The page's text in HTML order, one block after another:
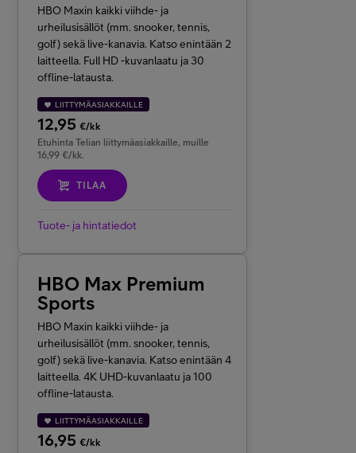
HBO Maxin kaikki viihde- ja
urheilusisällöt (mm. snooker, tennis,
golf)sekä live-kanavia. Katso enintään 2
laitteella. Full HD -kuvanlaatu ja 30
offline-latausta.
LIITTYMÄASIAKKAILLE
12,95 €/kk
Etuhinta Telian liittymäasiakkaille, muille
16,99 €/kk.
TILAA
Tuote- ja hintatiedot
HBO Max Premium
Sports
HBO Maxin kaikki viihde- ja
urheilusisällöt (mm. snooker, tennis,
golf)sekä live-kanavia. Katso enintään 4
laitteella. 4K UHD-kuvanlaatu ja 100
offline-latausta.
LIITTYMÄASIAKKAILLE
16,95 €/kk